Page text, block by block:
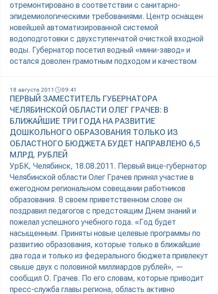
отремонтировано в соответствии с санитарно-
эпидемиологическими требованиями. Центр оснащен
новейшей автоматизированной системой
водоподготовки с двухступенчатой очисткой входной
воды. Губернатор посетил водный «мини-завод» и
остался доволен грамотным подходом и качеством
18 августа 2011 09:41
ПЕРВЫЙ ЗАМЕСТИТЕЛЬ ГУБЕРНАТОРА
ЧЕЛЯБИНСКОЙ ОБЛАСТИ ОЛЕГ ГРАЧЕВ: В
БЛИЖАЙШИЕ ТРИ ГОДА НА РАЗВИТИЕ
ДОШКОЛЬНОГО ОБРАЗОВАНИЯ ТОЛЬКО ИЗ
ОБЛАСТНОГО БЮДЖЕТА БУДЕТ НАПРАВЛЕНО 6,5
МЛРД. РУБЛЕЙ
УрБК, Челябинск, 18.08.2011. Первый вице-губернатор
Челябинской области Олег Грачев принял участие в
ежегодном региональном совещании работников
образования. В своем приветственном слове он
поздравил педагогов с предстоящим Днем знаний и
пожелал успешного учебного года. «Год будет
насыщенным. Приняты новые целевые программы по
развитию образования, которые только в ближайшие
два года и только из федерального бюджета привлекут
свыше двух с половиной миллиардов рублей», —
сообщил О. Грачев. По его словам, которые приводит
пресс-служба главы региона, область активно